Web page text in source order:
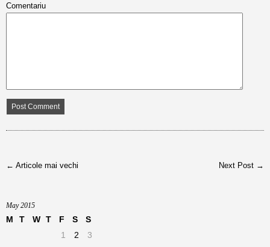
Comentariu
← Articole mai vechi Next Post →
May 2015
M T W T F S S
1 2
3